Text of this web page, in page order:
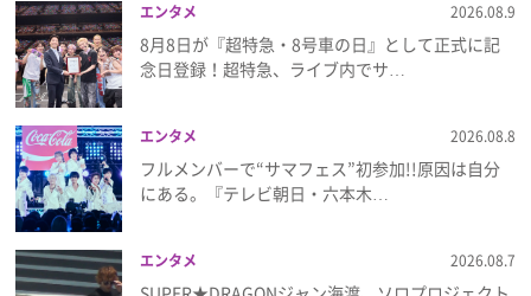
エンタメ 2026.08.9
8月8日が『超特急・8号車の日』として正式に記
念日登録！超特急、ライブ内でサ…
エンタメ 2026.08.8
フルメンバーで“サマフェス”初参加!!原因は自分
にある。『テレビ朝日・六本木…
エンタメ 2026.08.7